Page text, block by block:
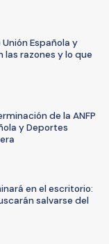
Española y
las razones y lo que
de la ANFP
y Deportes
en el escritorio:
salvarse del